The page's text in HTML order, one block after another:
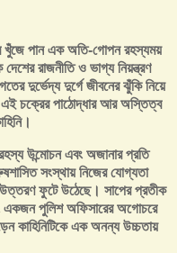
খুঁজে পান এক অতি-গোপন রহস্যময়
দেশের রাজনীতি ও ভাগ্য নিয়ন্ত্রণ
দুর্ভেদ্য দুর্গে জীবনের ঝুঁকি নিয়ে
এই চক্রের পাঠোদ্ধার আর অস্তিত্ব
উন্মোচন এবং অজানার প্রতি
সংস্থায় নিজের যোগ্যতা
উত্তরণ ফুটে উঠেছে। সাপের প্রতীক
একজন পুলিশ অফিসারের অগোচরে
কাহিনিটিকে এক অনন্য উচ্চতায়